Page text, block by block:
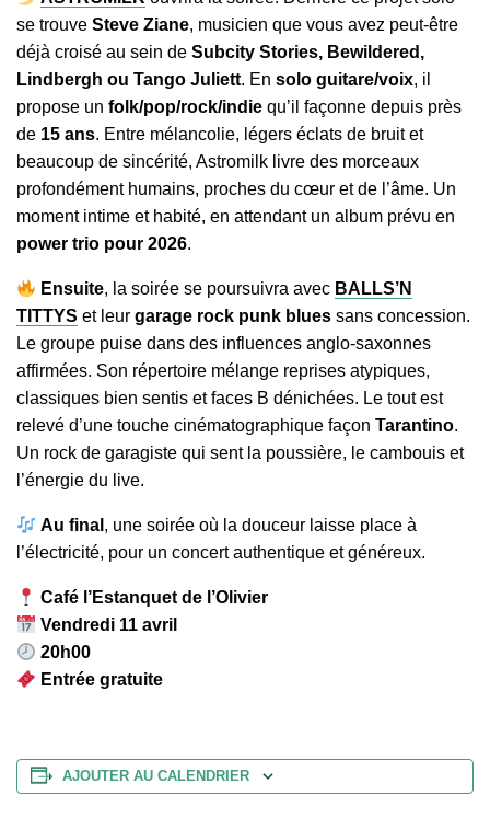
se trouve Steve Ziane, musicien que vous avez peut-être
déjà croisé au sein de Subcity Stories, Bewildered,
Lindbergh ou Tango Juliett. En solo guitare/voix, il
propose un folk/pop/rock/indiequ’il façonne depuis près
de 15 ans. Entre mélancolie, légers éclats de bruit et
beaucoup de sincérité, Astromilk livre des morceaux
profondément humains, proches du cœur et de l’âme. Un
moment intime et habité, en attendant un album prévu en
power trio pour 2026.
Ensuite, la soirée se poursuivra avec BALLS’N
TITTYS et leur garage rock punk bluessans concession.
Le groupe puise dans des influences anglo-saxonnes
affirmées. Son répertoire mélange reprises atypiques,
classiques bien sentis et faces B dénichées. Le tout est
relevé d’une touche cinématographique façon Tarantino.
Un rock de garagiste qui sent la poussière, le cambouis et
l’énergie du live.
Au final , une soirée où la douceur laisse place à
l’électricité, pour un concert authentique et généreux.
Café l’Estanquet de l’Olivier
Vendredi 11 avril
20h00
Entrée gratuite
AJOUTER AU CALENDRIER